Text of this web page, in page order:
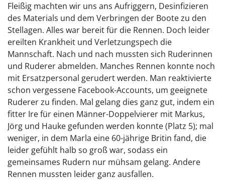
Fleißig machten wir uns ans Aufriggern, Desinfizieren
des Materials und dem Verbringen der Boote zu den
Stellagen. Alles war bereit für die Rennen. Doch leider
ereilten Krankheit und Verletzungspech die
Mannschaft. Nach und nach mussten sich Ruderinnen
und Ruderer abmelden. Manches Rennen konnte noch
mit Ersatzpersonal gerudert werden. Man reaktivierte
schon vergessene Facebook-Accounts, um geeignete
Ruderer zu finden. Mal gelang dies ganz gut, indem ein
fitter Ire für einen Männer-Doppelvierer mit Markus,
Jörg und Hauke gefunden werden konnte (Platz 5); mal
weniger, in dem Marla eine 60-jährige Britin fand, die
leider gefühlt halb so groß war, sodass ein
gemeinsames Rudern nur mühsam gelang. Andere
Rennen mussten leider ganz ausfallen.